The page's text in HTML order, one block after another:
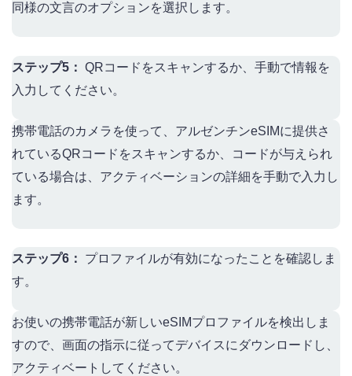
同様の文言のオプションを選択します。
ステップ5： QRコードをスキャンするか、手動で情報を
入力してください。
携帯電話のカメラを使って、アルゼンチンeSIMに提供さ
れているQRコードをスキャンするか、コードが与えられ
ている場合は、アクティベーションの詳細を手動で入力し
ます。
ステップ6：
プロファイルが有効になったことを確認しま
す。
お使いの携帯電話が新しいeSIMプロファイルを検出しま
すので、画面の指示に従ってデバイスにダウンロードし、
アクティベートしてください。